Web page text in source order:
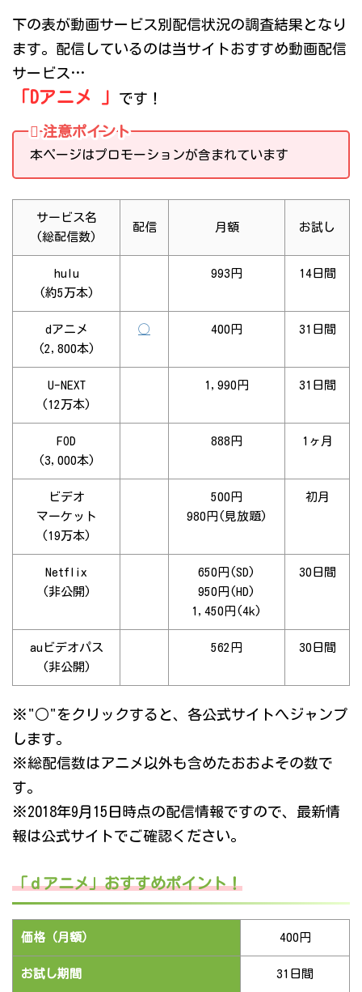
下の表が動画サービス別配信状況の調査結果となり
ます。配信しているのは当サイトおすすめ動画配信
サービス…
「Dアニメ 」 です！
注意ポイント
本ページはプロモーションが含まれています
サービス名
(総配信数)
配信 月額 お試し
hulu
(約5万本)
993円 14日間
dアニメ
(2,800本)
◯ 400円 31日間
U-NEXT
(12万本)
1,990円 31日間
FOD
(3,000本)
888円 1ヶ月
ビデオ
マーケット
(19万本)
500円
980円(見放題)
初月
Netflix
(非公開)
650円(SD)
950円(HD)
1,450円(4k)
30日間
auビデオパス
(非公開)
562円 30日間
※"○"をクリックすると、各公式サイトへジャンプ
します。
※総配信数はアニメ以外も含めたおおよその数で
す。
※2018年9月15日時点の配信情報ですので、最新情
報は公式サイトでご確認ください。
「ｄアニメ」おすすめポイント！
価格（月額） 400円
お試し期間 31日間